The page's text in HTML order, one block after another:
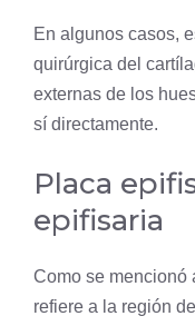
En algunos casos,
quirúrgica del
externas de los
sí directamente.
Placa
epifisaria
Como se mencionó
refiere a la región